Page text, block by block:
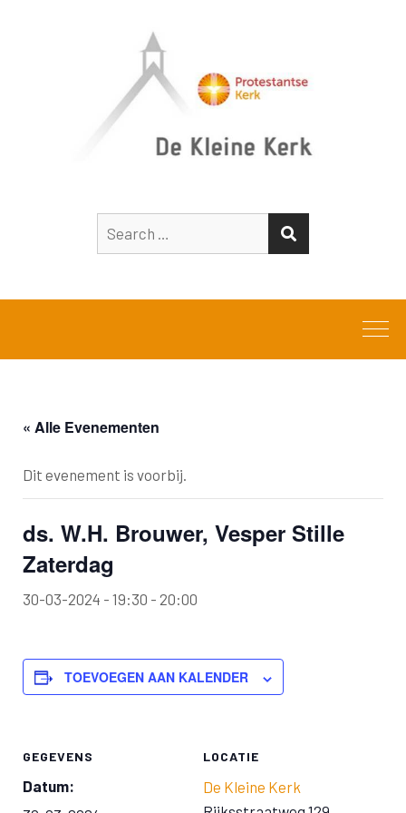
for:
« Alle Evenementen
Dit evenement is voorbij.
ds. W.H. Brouwer, Vesper Stille
Zaterdag
30-03-2024 - 19:30 - 20:00
TOEVOEGEN AAN KALENDER
GEGEVENS
Datum:
LOCATIE
De Kleine Kerk